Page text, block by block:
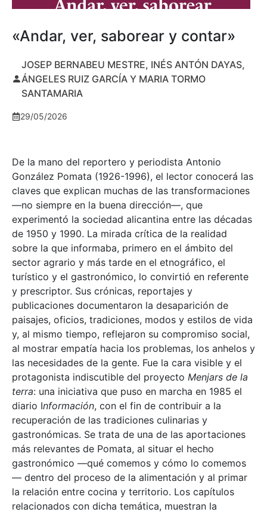
«Andar, ver, saborear y contar»
JOSEP BERNABEU MESTRE, INÉS ANTÓN DAYAS,
ÁNGELES RUIZ GARCÍA Y MARIA TORMO
SANTAMARIA
29/05/2026
De la mano del reportero y periodista Antonio
González Pomata (1926-1996), el lector conocerá las
claves que explican muchas de las transformaciones
—no siempre en la buena dirección—, que
experimentó la sociedad alicantina entre las décadas
de 1950 y 1990. La mirada crítica de la realidad
sobre la que informaba, primero en el ámbito del
sector agrario y más tarde en el etnográfico, el
turístico y el gastronómico, lo convirtió en referente
y prescriptor. Sus crónicas, reportajes y
publicaciones documentaron la desaparición de
paisajes, oficios, tradiciones, modos y estilos de vida
y, al mismo tiempo, reflejaron su compromiso social,
al mostrar empatía hacia los problemas, los anhelos y
las necesidades de la gente. Fue la cara visible y el
protagonista indiscutible del proyecto Menjars de la
terra: una iniciativa que puso en marcha en 1985 el
diario Información, con el fin de contribuir a la
recuperación de las tradiciones culinarias y
gastronómicas. Se trata de una de las aportaciones
más relevantes de Pomata, al situar el hecho
gastronómico —qué comemos y cómo lo comemos
— dentro del proceso de la alimentación y al primar
la relación entre cocina y territorio. Los capítulos
relacionados con dicha temática, muestran la